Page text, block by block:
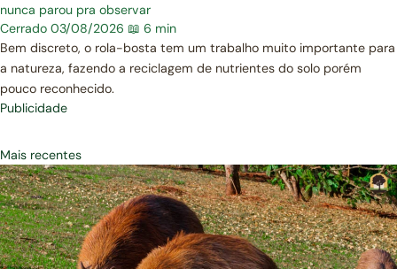
nunca parou pra observar
Cerrado 03/08/2026 📖 6 min
Bem discreto, o rola-bosta tem um trabalho muito importante para
a natureza, fazendo a reciclagem de nutrientes do solo porém
pouco reconhecido.
Publicidade
Mais recentes